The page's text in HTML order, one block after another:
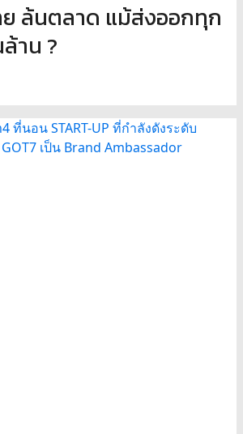
ย ล้นตลาด แม้ส่งออกทุก
าน ?